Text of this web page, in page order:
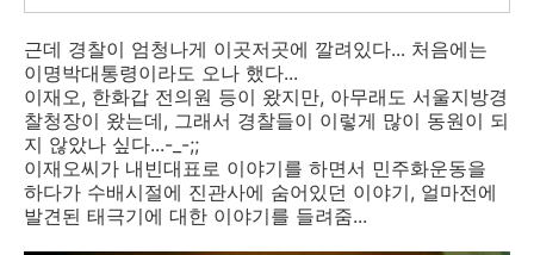
근데 경찰이 엄청나게 이곳저곳에 깔려있다... 처음에는
이명박대통령이라도 오나 했다...
이재오, 한화갑 전의원 등이 왔지만, 아무래도 서울지방경
찰청장이 왔는데, 그래서 경찰들이 이렇게 많이 동원이 되
지 않았나 싶다...-_-;;
이재오씨가 내빈대표로 이야기를 하면서 민주화운동을
하다가 수배시절에 진관사에 숨어있던 이야기, 얼마전에
발견된 태극기에 대한 이야기를 들려줌...